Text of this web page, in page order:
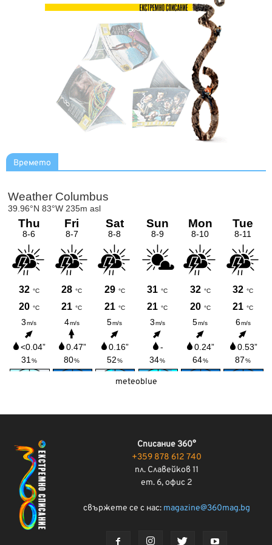
Времето
meteoblue
Списание 360°
+359 878 612 740
пл. Славейков 11
ет. 6, офис 2
свържете се с нас: magazine@360mag.bg